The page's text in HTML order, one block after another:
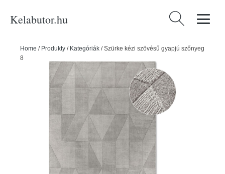
Kelabutor.hu Keresés:
Home / Produkty / Kategóriák /Szürke kézi szövésű gyapjú szőnyeg
80x150 cm Ursule – Villeroy&Boch